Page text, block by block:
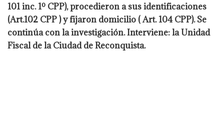
101 inc. 1º CPP),procedieron a sus identificaciones
(Art.102 CPP ) y fijaron domicilio ( Art. 104 CPP). Se
continúa con la investigación.Interviene: la Unidad
Fiscal de la Ciudad de Reconquista.